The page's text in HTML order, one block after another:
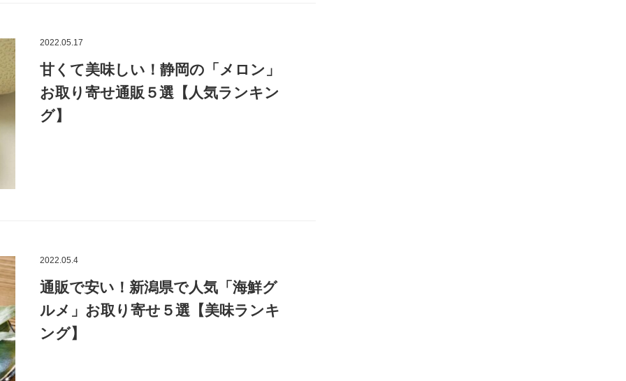
2022.05.17
甘くて美味しい！静岡の「メロン」
お取り寄せ通販５選【人気ランキン
グ】
2022.05.4
通販で安い！新潟県で人気「海鮮グ
ルメ」お取り寄せ５選【美味ランキ
ング】